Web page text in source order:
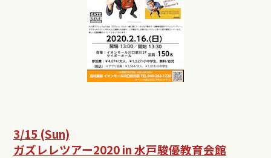
3/15 (Sun)
ガズレレツアー2020 in水戸駿優教育会館